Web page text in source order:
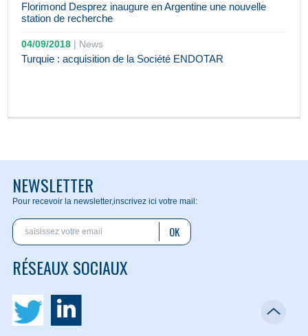
Florimond Desprez inaugure en Argentine une nouvelle
station de recherche
04/09/2018 | News
Turquie : acquisition de la Société ENDOTAR
NEWSLETTER
Pour recevoir la newsletter,inscrivez ici votre mail:
OK
RÉSEAUX SOCIAUX